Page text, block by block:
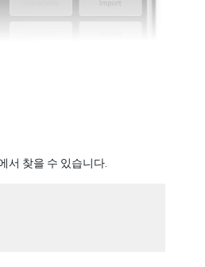
서 찾을 수 있습니다.